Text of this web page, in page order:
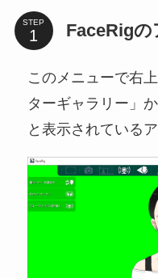
STEP FaceRigの
このメニューで右
ターギャラリー」
と表示されている